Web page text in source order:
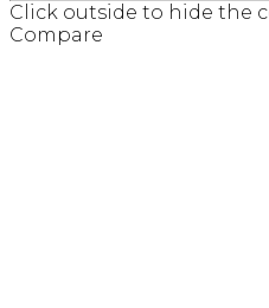
Click outside to hide the
Compare